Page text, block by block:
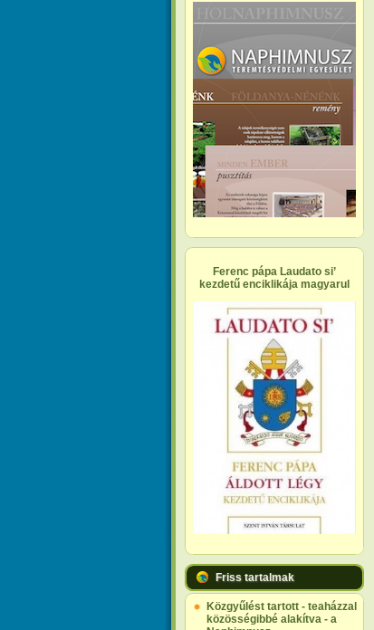
Ferenc pápa Laudato si’
kezdetű enciklikája magyarul
Friss tartalmak
Közgyűlést tartott - teaházzal
közösségibbé alakítva - a